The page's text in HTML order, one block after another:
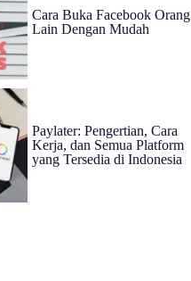
Cara Buka Facebook Orang
Lain Dengan Mudah
Paylater: Pengertian, Cara
Kerja, dan Semua Platform
yang Tersedia di Indonesia